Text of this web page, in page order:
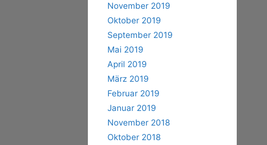
November 2019
Oktober 2019
September 2019
Mai 2019
April 2019
März 2019
Februar 2019
Januar 2019
November 2018
Oktober 2018